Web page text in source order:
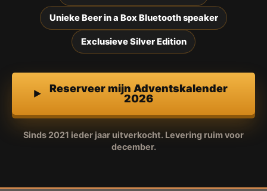
Unieke Beer in a Box Bluetooth speaker
Exclusieve Silver Edition
Reserveer mijn Adventskalender
2026
Sinds 2021 ieder jaar uitverkocht. Levering ruim voor
december.